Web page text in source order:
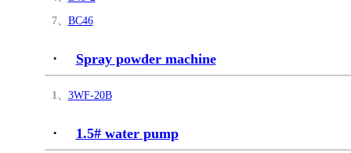
7、 BC46
· Spray powder machine
1、 3WF-20B
· 1.5# water pump